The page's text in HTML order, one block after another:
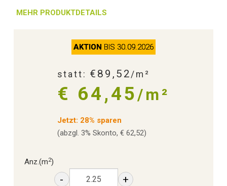
MEHR PRODUKTDETAILS
AKTION BIS 30.09.2026
statt: €89,52/m²
€ 64,45/m²
Jetzt: 28% sparen
(abzgl. 3% Skonto, € 62,52)
Anz.(m2)
- +